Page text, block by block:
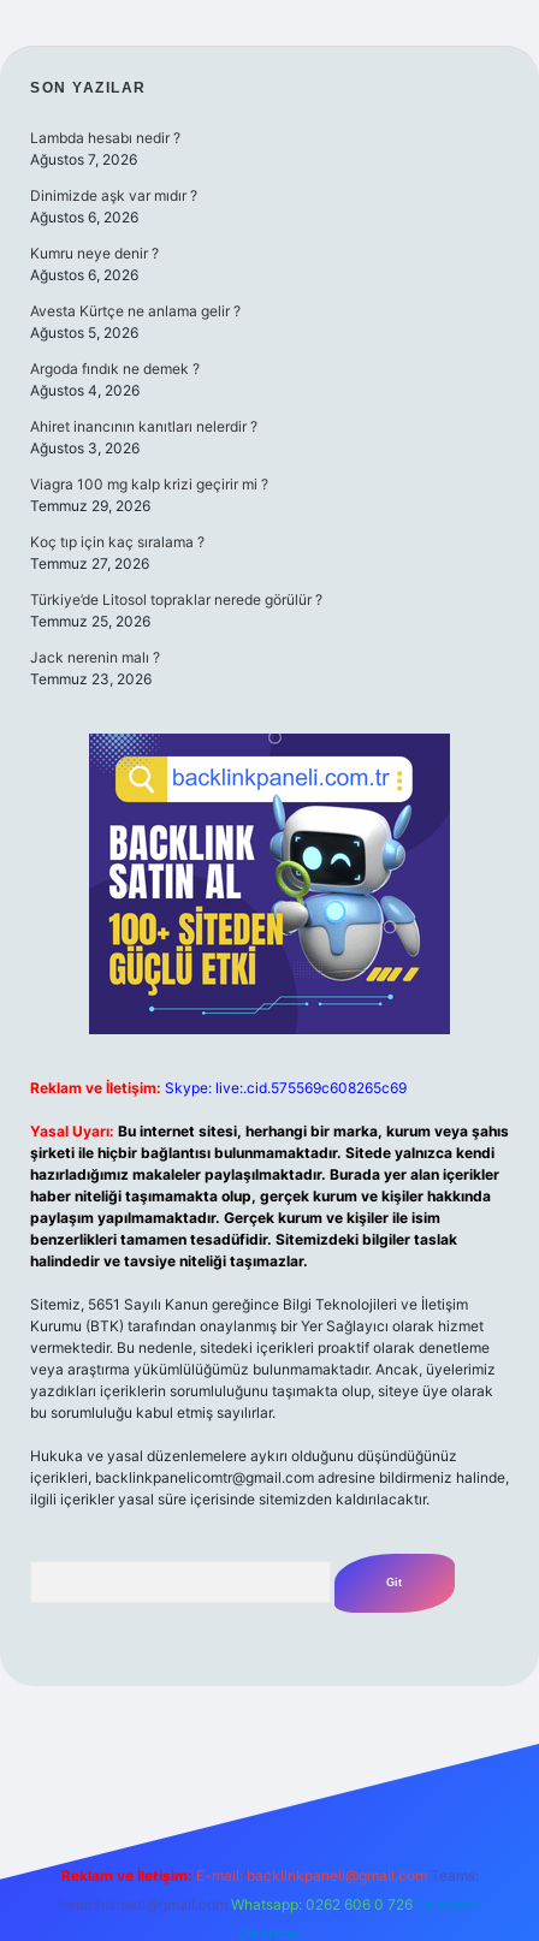
SIDEBAR
SON YAZILAR
Lambda hesabı nedir ?
Ağustos 7, 2026
Dinimizde aşk var mıdır ?
Ağustos 6, 2026
Kumru neye denir ?
Ağustos 6, 2026
Avesta Kürtçe ne anlama gelir ?
Ağustos 5, 2026
Argoda fındık ne demek ?
Ağustos 4, 2026
Ahiret inancının kanıtları nelerdir ?
Ağustos 3, 2026
Viagra 100 mg kalp krizi geçirir mi ?
Temmuz 29, 2026
Koç tıp için kaç sıralama ?
Temmuz 27, 2026
Türkiye’de Litosol topraklar nerede görülür ?
Temmuz 25, 2026
Jack nerenin malı ?
Temmuz 23, 2026
Reklam ve İletişim: Skype: live:.cid.575569c608265c69
Yasal Uyarı: Bu internet sitesi, herhangi bir marka, kurum veya şahıs
şirketi ile hiçbir bağlantısı bulunmamaktadır. Sitede yalnızca kendi
hazırladığımız makaleler paylaşılmaktadır. Burada yer alan içerikler
haber niteliği taşımamakta olup, gerçek kurum ve kişiler hakkında
paylaşım yapılmamaktadır. Gerçek kurum ve kişiler ile isim
benzerlikleri tamamen tesadüfidir. Sitemizdeki bilgiler taslak
halindedir ve tavsiye niteliği taşımazlar.
Sitemiz, 5651 Sayılı Kanun gereğince Bilgi Teknolojileri ve İletişim
Kurumu (BTK) tarafından onaylanmış bir Yer Sağlayıcı olarak hizmet
vermektedir. Bu nedenle, sitedeki içerikleri proaktif olarak denetleme
veya araştırma yükümlülüğümüz bulunmamaktadır. Ancak, üyelerimiz
yazdıkları içeriklerin sorumluluğunu taşımakta olup, siteye üye olarak
bu sorumluluğu kabul etmiş sayılırlar.
Hukuka ve yasal düzenlemelere aykırı olduğunu düşündüğünüz
içerikleri, backlinkpanelicomtr@gmail.com adresine bildirmeniz halinde,
ilgili içerikler yasal süre içerisinde sitemizden kaldırılacaktır.
m elexbet
Reklam ve İletişim: E-mail: backlinkpaneli@gmail.com Teams:
forumhizmeti@gmail.com Whatsapp: 0262 606 0 726 Telegram:
@karabul